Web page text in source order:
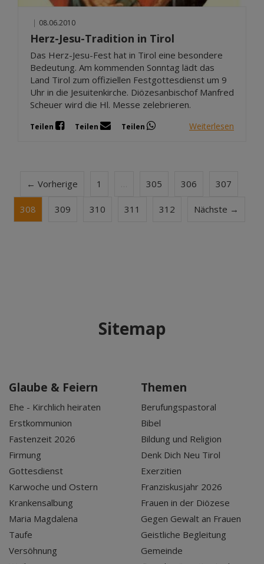
| 08.06.2010
Herz-Jesu-Tradition in Tirol
Das Herz-Jesu-Fest hat in Tirol eine besondere
Bedeutung. Am kommenden Sonntag lädt das
Land Tirol zum offiziellen Festgottesdienst um 9
Uhr in die Jesuitenkirche. Diözesanbischof Manfred
Scheuer wird die Hl. Messe zelebrieren.
Teilen Teilen Teilen Weiterlesen
← Vorherige 1 305 306 307
308 309 310 311 312 Nächste →
Sitemap
Glaube & Feiern
Ehe - Kirchlich heiraten
Erstkommunion
Fastenzeit 2026
Firmung
Gottesdienst
Karwoche und Ostern
Krankensalbung
Maria Magdalena
Taufe
Versöhnung
Themen
Berufungspastoral
Bibel
Bildung und Religion
Denk Dich Neu Tirol
Exerzitien
Franziskusjahr 2026
Frauen in der Diözese
Gegen Gewalt an Frauen
Geistliche Begleitung
Gemeinde